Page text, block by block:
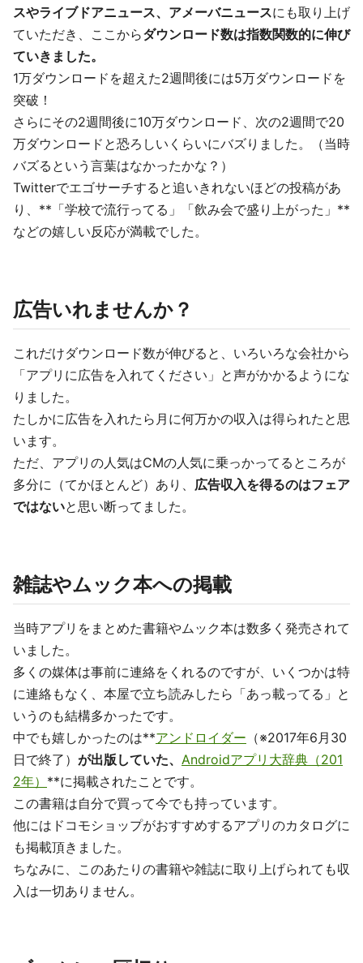
スやライブドアニュース、アメーバニュースにも取り上げ
ていただき、ここからダウンロード数は指数関数的に伸び
ていきました。
1万ダウンロードを超えた2週間後には5万ダウンロードを
突破！
さらにその2週間後に10万ダウンロード、次の2週間で20
万ダウンロードと恐ろしいくらいにバズりました。（当時
バズるという言葉はなかったかな？）
Twitterでエゴサーチすると追いきれないほどの投稿があ
り、**「学校で流行ってる」「飲み会で盛り上がった」**
などの嬉しい反応が満載でした。
広告いれませんか？
これだけダウンロード数が伸びると、いろいろな会社から
「アプリに広告を入れてください」と声がかかるようにな
りました。
たしかに広告を入れたら月に何万かの収入は得られたと思
います。
ただ、アプリの人気はCMの人気に乗っかってるところが
多分に（てかほとんど）あり、 広告収入を得るのはフェア
ではないと思い断ってました。
雑誌やムック本への掲載
当時アプリをまとめた書籍やムック本は数多く発売されて
いました。
多くの媒体は事前に連絡をくれるのですが、いくつかは特
に連絡もなく、本屋で立ち読みしたら「あっ載ってる」と
いうのも結構多かったです。
中でも嬉しかったのは**アンドロイダー （※2017年6月30
日で終了） が出版していた、 Androidアプリ大辞典（201
2年） **に掲載されたことです。
この書籍は自分で買って今でも持っています。
他にはドコモショップがおすすめするアプリのカタログに
も掲載頂きました。
ちなみに、このあたりの書籍や雑誌に取り上げられても収
入は一切ありません。